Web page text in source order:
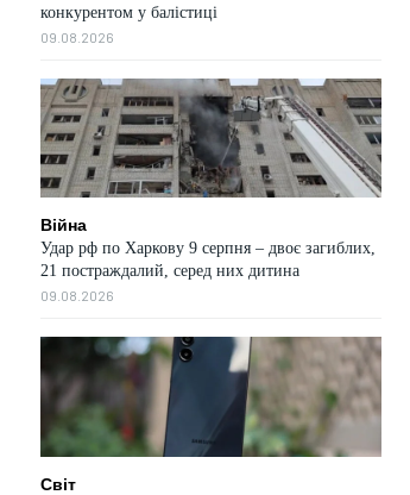
конкурентом у балістиці
09.08.2026
Війна
Удар рф по Харкову 9 серпня – двоє загиблих,
21 постраждалий, серед них дитина
09.08.2026
Світ